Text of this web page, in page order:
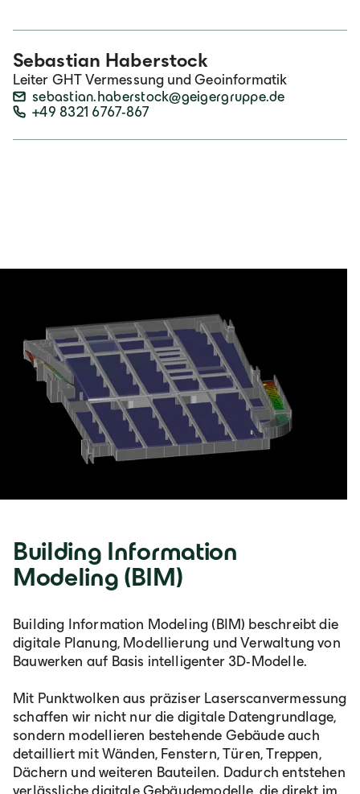
Sebastian Haberstock
Leiter GHT Vermessung und Geoinformatik
sebastian.haberstock@geigergruppe.de
+49 8321 6767-867
Building Information
Modeling (BIM)
Building Information Modeling (BIM) beschreibt die
digitale Planung, Modellierung und Verwaltung von
Bauwerken auf Basis intelligenter 3D-Modelle.
Mit Punktwolken aus präziser Laserscanvermessung
schaffen wir nicht nur die digitale Datengrundlage,
sondern modellieren bestehende Gebäude auch
detailliert mit Wänden, Fenstern, Türen, Treppen,
Dächern und weiteren Bauteilen. Dadurch entstehen